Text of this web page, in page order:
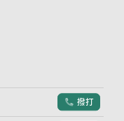
電話符號
撥打